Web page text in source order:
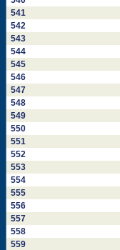
541
542
543
544
545
546
547
548
549
550
551
552
553
554
555
556
557
558
559